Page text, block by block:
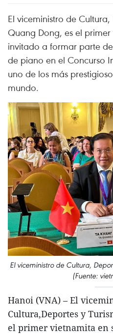
El viceministro de Cultura,
Quang Dong, es el
invitado a formar parte
de piano en el Concurso
uno de los más
mundo.
El viceministro de Cultura,
(Fuente:
Hanoi (VNA) – El
Cultura,Deportes y
el primer vietnamita en